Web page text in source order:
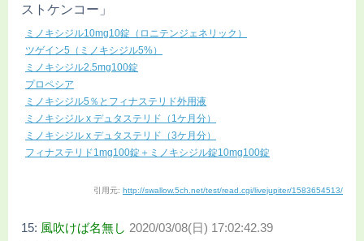
ストケンコー」
ミノキシジル10mg10錠（ロニテンジェネリック）
ツゲイン5（ミノキシジル5%）
ミノキシジル2.5mg100錠
プロペシア
ミノキシジル5％とフィナステリド外用液
ミノキシジル x デュタステリド（1ケ月分）
ミノキシジル x デュタステリド（3ケ月分）
フィナステリド1mg100錠＋ミノキシジル錠10mg100錠
引用元: http://swallow.5ch.net/test/read.cgi/livejupiter/1583654513/
15: 風吹けば名無し 2020/03/08(日) 17:02:42.39